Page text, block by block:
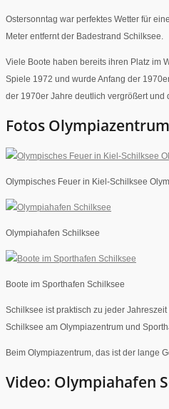
Ostersonntag war perfektes Wetter für
Meter entfernt der Badestrand Schilksee.
Viele Boote haben bereits ihren Platz im
Spiele 1972 und wurde Anfang der
der 1970er Jahre deutlich vergrößert
Fotos
Olympisches Feuer in Kiel-Schilksee
Olympiahafen Schilksee
Boote im Sporthafen Schilksee
Schilksee ist praktisch zu jeder
Schilksee am Olympiazentrum und
Beim Olympiazentrum, das ist der lange
Video: Olympiahafen